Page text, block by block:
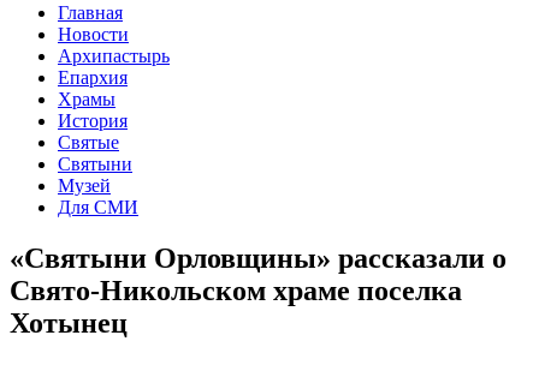
Главная
Новости
Архипастырь
Епархия
Храмы
История
Святые
Святыни
Музей
Для СМИ
«Святыни Орловщины» рассказали о
Свято-Никольском храме поселка
Хотынец